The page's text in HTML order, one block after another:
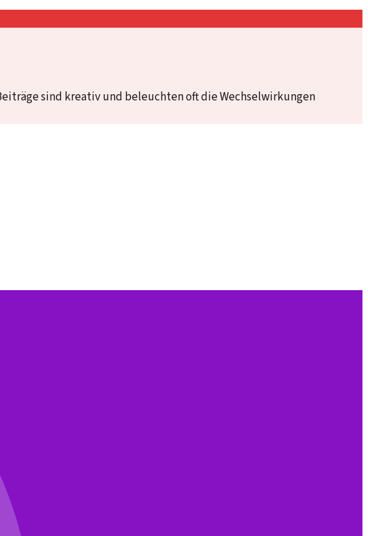
sind kreativ und beleuchten oft die Wechselwirkungen